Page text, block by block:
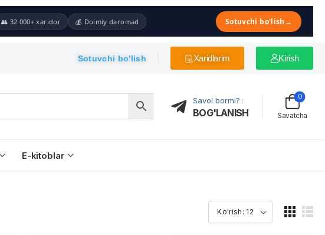
👥 32 000+ xaridor 💰 Doimiy daromad Sotuvchi bo'lish →
Sotuvchi bo'lish Xaridlarim Kirish
Savol bormi? :
BOG'LANISH Savatcha
0
E-kitoblar